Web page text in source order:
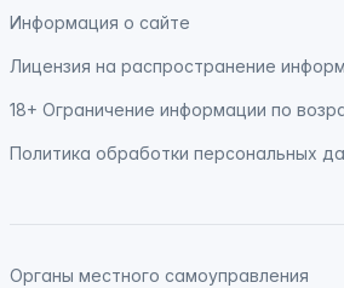
Информация о сайте
Лицензия на распространение
18+ Ограничение информации по
Политика обработки персональных
Органы местного самоуправления